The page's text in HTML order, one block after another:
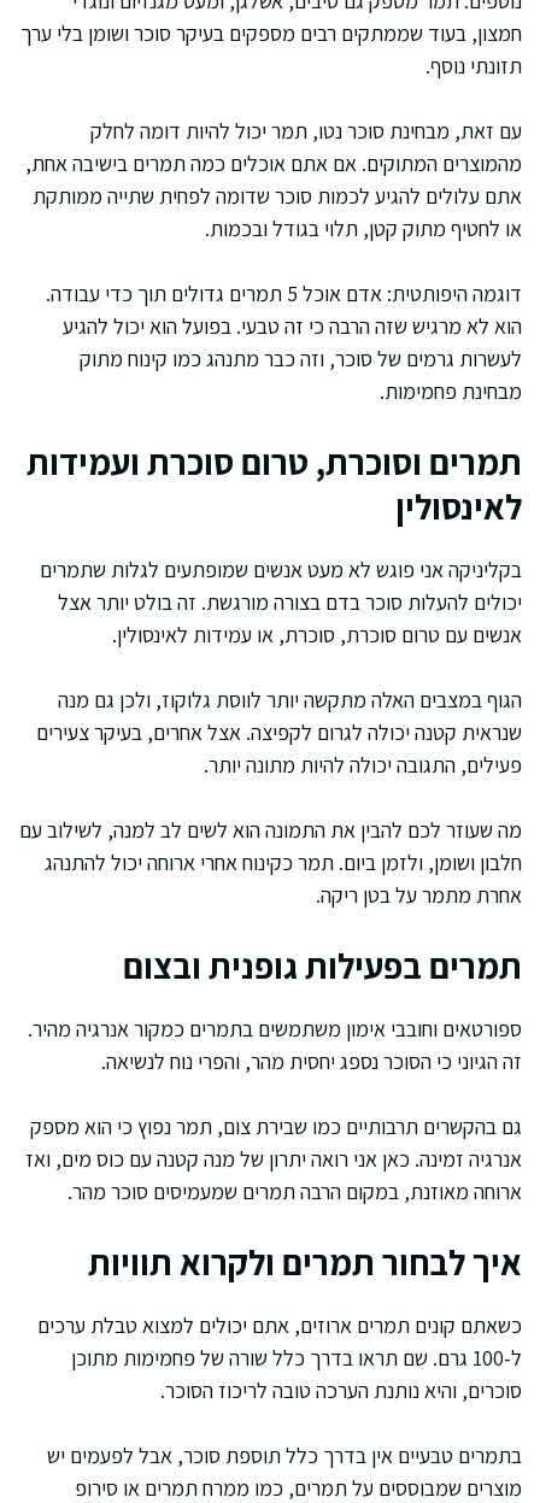
חמצון, בעוד שממתקים רבים מספקים בעיקר סוכר ושומן בלי ערך
תזונתי נוסף.
עם זאת, מבחינת סוכר נטו, תמר יכול להיות דומה לחלק
מהמוצרים המתוקים. אם אתם אוכלים כמה תמרים בישיבה אחת,
אתם עלולים להגיע לכמות סוכר שדומה לפחית שתייה ממותקת
או לחטיף מתוק קטן, תלוי בגודל ובכמות.
דוגמה היפותטית: אדם אוכל 5 תמרים גדולים תוך כדי עבודה.
הוא לא מרגיש שזה הרבה כי זה טבעי. בפועל הוא יכול להגיע
לעשרות גרמים של סוכר, וזה כבר מתנהג כמו קינוח מתוק
מבחינת פחמימות.
תמרים וסוכרת, טרום סוכרת ועמידות
לאינסולין
בקליניקה אני פוגש לא מעט אנשים שמופתעים לגלות שתמרים
יכולים להעלות סוכר בדם בצורה מורגשת. זה בולט יותר אצל
אנשים עם טרום סוכרת, סוכרת, או עמידות לאינסולין.
הגוף במצבים האלה מתקשה יותר לווסת גלוקוז, ולכן גם מנה
שנראית קטנה יכולה לגרום לקפיצה. אצל אחרים, בעיקר צעירים
פעילים, התגובה יכולה להיות מתונה יותר.
מה שעוזר לכם להבין את התמונה הוא לשים לב למנה, לשילוב עם
חלבון ושומן, ולזמן ביום. תמר כקינוח אחרי ארוחה יכול להתנהג
אחרת מתמר על בטן ריקה.
תמרים בפעילות גופנית ובצום
ספורטאים וחובבי אימון משתמשים בתמרים כמקור אנרגיה מהיר.
זה הגיוני כי הסוכר נספג יחסית מהר, והפרי נוח לנשיאה.
גם בהקשרים תרבותיים כמו שבירת צום, תמר נפוץ כי הוא מספק
אנרגיה זמינה. כאן אני רואה יתרון של מנה קטנה עם כוס מים, ואז
ארוחה מאוזנת, במקום הרבה תמרים שמעמיסים סוכר מהר.
איך לבחור תמרים ולקרוא תוויות
כשאתם קונים תמרים ארוזים, אתם יכולים למצוא טבלת ערכים
ל-100 גרם. שם תראו בדרך כלל שורה של פחמימות מתוכן
סוכרים, והיא נותנת הערכה טובה לריכוז הסוכר.
בתמרים טבעיים אין בדרך כלל תוספת סוכר, אבל לפעמים יש
מוצרים שמבוססים על תמרים, כמו ממרח תמרים או סירופ